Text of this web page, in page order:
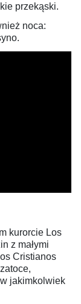
przekąski.
noca:
kurorcie Los
z małymi
Cristianos
jakimkolwiek